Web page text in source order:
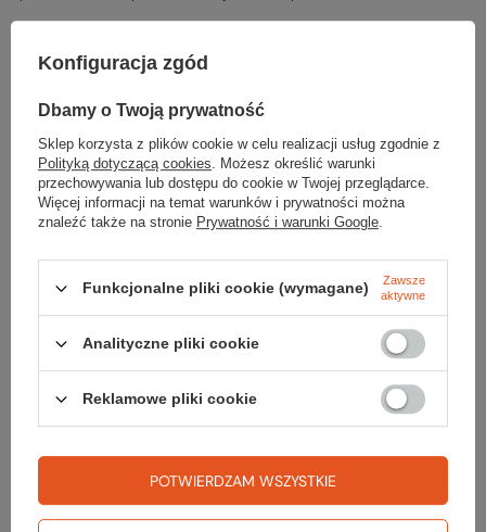
PODMIOT ODPOWIEDZIALNY ZA TEN PRODUKT NA TERENIE UE
Potrzebujesz pomocy? Masz pytania?
Zadaj pytanie a my odpowiemy niezwłocznie, najciekawsze pytania i
odpowiedzi publikując dla innych.
ZADAJ PYTANIE
Napisz swoją opinię
5/5
Treść twojej opinii
Konfiguracja zgód
Dbamy o Twoją prywatność
Sklep korzysta z plików cookie w celu realizacji usług zgodnie z
Polityką dotyczącą cookies. Możesz określić warunki
przechowywania lub dostępu do cookie w Twojej przeglądarce.
Więcej informacji na temat warunków i prywatności można
znaleźć także na stronie Prywatność i warunki Google.
Funkcjonalne pliki cookie (wymagane)
Zawsze
aktywne
Analityczne pliki cookie
Reklamowe pliki cookie
POTWIERDZAM WSZYSTKIE